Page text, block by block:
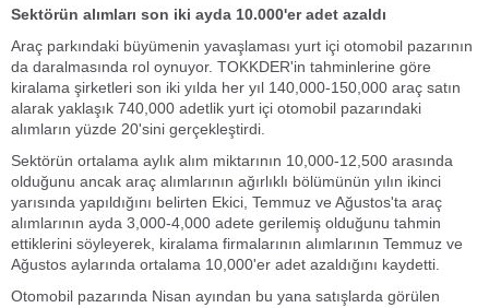
Sektörün alımları son iki ayda 10.000'er adet azaldı
Araç parkındaki büyümenin yavaşlaması yurt içi otomobil pazarının
da daralmasında rol oynuyor. TOKKDER'in tahminlerine göre
kiralama şirketleri son iki yılda her yıl 140,000-150,000 araç satın
alarak yaklaşık 740,000 adetlik yurt içi otomobil pazarındaki
alımların yüzde 20'sini gerçekleştirdi.
Sektörün ortalama aylık alım miktarının 10,000-12,500 arasında
olduğunu ancak araç alımlarının ağırlıklı bölümünün yılın ikinci
yarısında yapıldığını belirten Ekici, Temmuz ve Ağustos'ta araç
alımlarının ayda 3,000-4,000 adete gerilemiş olduğunu tahmin
ettiklerini söyleyerek, kiralama firmalarının alımlarının Temmuz ve
Ağustos aylarında ortalama 10,000'er adet azaldığını kaydetti.
Otomobil pazarında Nisan ayından bu yana satışlarda görülen